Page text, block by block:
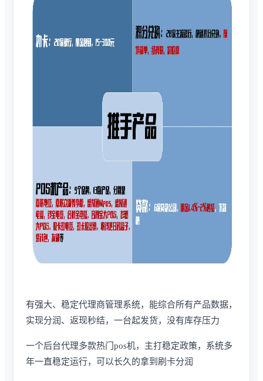
有强大、稳定代理商管理系统，能综合所有产品数据，
实现分润、返现秒结，一台起发货，没有库存压力
一个后台代理多款热门pos机，主打稳定政策，系统多
年一直稳定运行，可以长久的拿到刷卡分润